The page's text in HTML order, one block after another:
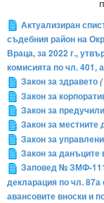
Актуализиран
съдебния район на
Враца, за 2022 г.,
комисията по чл. 401,
Закон за здравето
Закон за
Закон за
Закон за местните
Закон за
Закон за
Заповед № ЗМФ-111
декларация по чл.
авансовите вноски и